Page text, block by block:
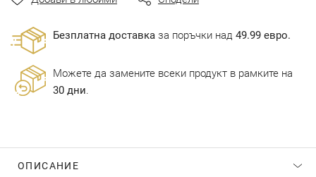
Безплатна доставка за поръчки над 49.99 евро.
Можете да замените всеки продукт в рамките на
30 дни.
ОПИСАНИЕ